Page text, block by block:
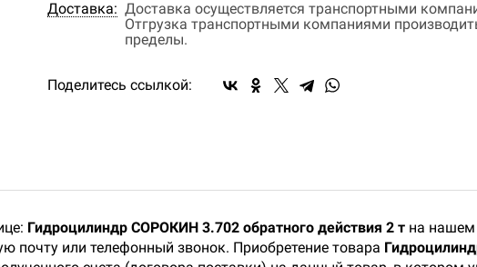
Доставка: Доставка осуществляется транспортными
Отгрузка транспортными компаниями
пределы.
Поделитесь ссылкой:
Гидроцилиндр СОРОКИН 3.702 обратного действия 2 т на нашем
почту или телефонный звонок. Приобретение товара